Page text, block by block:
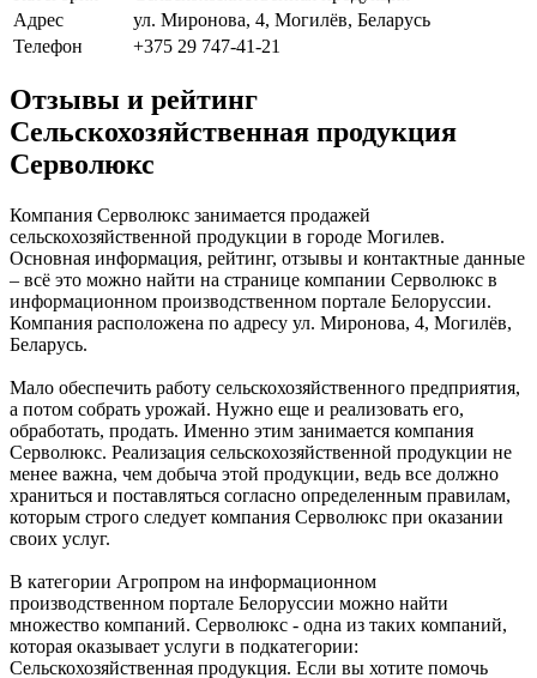
Адрес
ул. Миронова, 4, Могилёв, Беларусь
Телефон
+375 29 747-41-21
Отзывы и рейтинг
Сельскохозяйственная продукция
Серволюкс
Компания Серволюкс занимается продажей
сельскохозяйственной продукции в городе Могилев.
Основная информация, рейтинг, отзывы и контактные данные
– всё это можно найти на странице компании Серволюкс в
информационном производственном портале Белоруссии.
Компания расположена по адресу ул. Миронова, 4, Могилёв,
Беларусь.
Мало обеспечить работу сельскохозяйственного предприятия,
а потом собрать урожай. Нужно еще и реализовать его,
обработать, продать. Именно этим занимается компания
Серволюкс. Реализация сельскохозяйственной продукции не
менее важна, чем добыча этой продукции, ведь все должно
храниться и поставляться согласно определенным правилам,
которым строго следует компания Серволюкс при оказании
своих услуг.
В категории Агропром на информационном
производственном портале Белоруссии можно найти
множество компаний. Серволюкс - одна из таких компаний,
которая оказывает услуги в подкатегории:
Сельскохозяйственная продукция. Если вы хотите помочь